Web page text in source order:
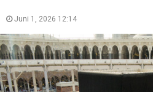
Juni 1, 2026 12:14